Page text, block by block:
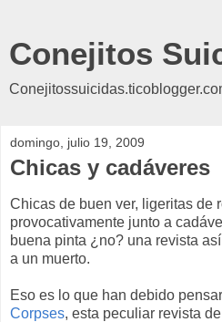
Conejitos
domingo, julio 19, 2009
Chicas y cadáveres
Chicas de buen ver, ligeritas de
provocativamente junto a
buena pinta ¿no? una revista
a un muerto.
Eso es lo que han debido
Corpses, esta peculiar revista